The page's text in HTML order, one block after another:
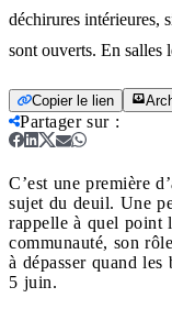
déchirures intérieures,
sont ouverts. En salles
Copier le lien
Partager sur:
C’est une première
sujet du deuil. Une
rappelle à quel point
communauté, son
à dépasser quand
5 juin.